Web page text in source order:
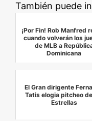
También puede
¡Por Fin! Rob Manfred
cuando volverán los
de MLB a
Dominicana
El Gran dirigente
Tatis elogia pitcheo
Estrellas